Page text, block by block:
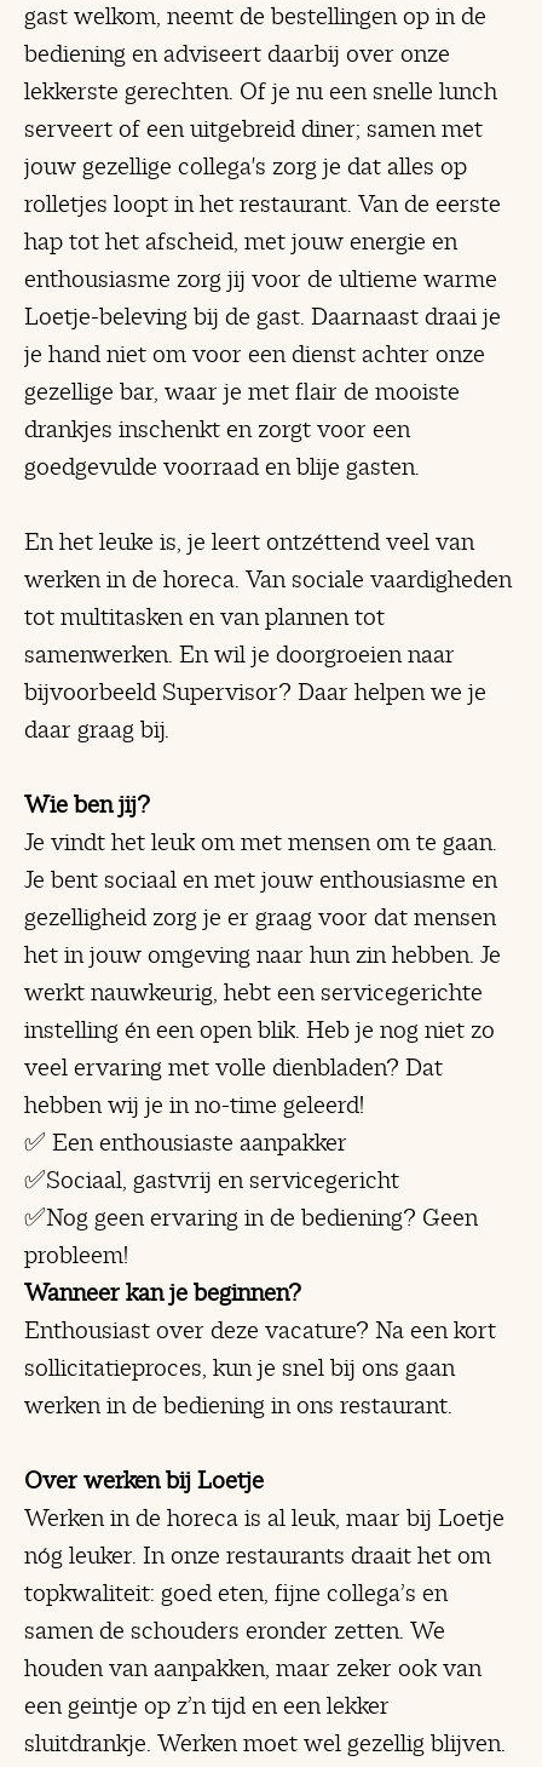
gast welkom, neemt de bestellingen op in de
bediening en adviseert daarbij over onze
lekkerste gerechten. Of je nu een snelle lunch
serveert of een uitgebreid diner; samen met
jouw gezellige collega's zorg je dat alles op
rolletjes loopt in het restaurant. Van de eerste
hap tot het afscheid, met jouw energie en
enthousiasme zorg jij voor de ultieme warme
Loetje-beleving bij de gast. Daarnaast draai je
je hand niet om voor een dienst achter onze
gezellige bar, waar je met flair de mooiste
drankjes inschenkt en zorgt voor een
goedgevulde voorraad en blije gasten.
En het leuke is, je leert ontzéttend veel van
werken in de horeca. Van sociale vaardigheden
tot multitasken en van plannen tot
samenwerken. En wil je doorgroeien naar
bijvoorbeeld Supervisor? Daar helpen we je
daar graag bij.
Wie ben jij?
Je vindt het leuk om met mensen om te gaan.
Je bent sociaal en met jouw enthousiasme en
gezelligheid zorg je er graag voor dat mensen
het in jouw omgeving naar hun zin hebben. Je
werkt nauwkeurig, hebt een servicegerichte
instelling én een open blik. Heb je nog niet zo
veel ervaring met volle dienbladen? Dat
hebben wij je in no-time geleerd!
✅ Een enthousiaste aanpakker
✅Sociaal, gastvrij en servicegericht
✅Nog geen ervaring in de bediening? Geen
probleem!
Wanneer kan je beginnen?
Enthousiast over deze vacature? Na een kort
sollicitatieproces, kun je snel bij ons gaan
werken in de bediening in ons restaurant.
Over werken bij Loetje
Werken in de horeca is al leuk, maar bij Loetje
nóg leuker. In onze restaurants draait het om
topkwaliteit: goed eten, fijne collega’s en
samen de schouders eronder zetten. We
houden van aanpakken, maar zeker ook van
een geintje op z’n tijd en een lekker
sluitdrankje. Werken moet wel gezellig blijven.